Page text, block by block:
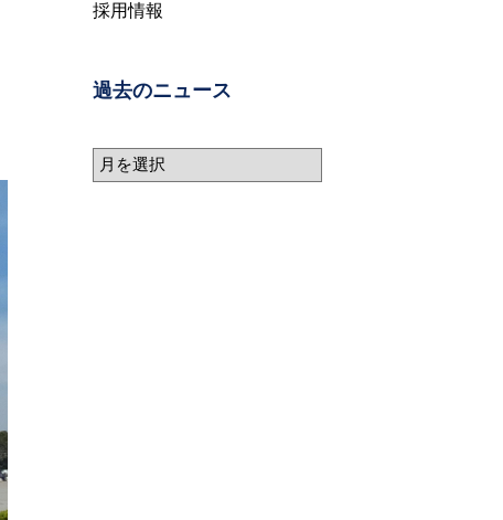
採用情報
過去のニュース